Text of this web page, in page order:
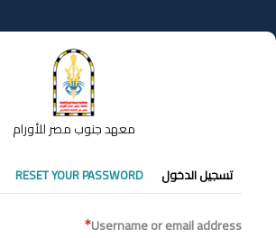
إلى
المحتوى
معهد جنوب مصر للأورام
التبويبات
الأساسية
تسجيل الدخول RESET YOUR PASSWORD
Username or email address